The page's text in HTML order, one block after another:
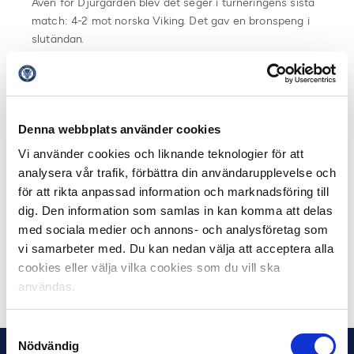
Denna webbplats använder cookies
Vi använder cookies och liknande teknologier för att
analysera vår trafik, förbättra din användarupplevelse och
för att rikta anpassad information och marknadsföring till
dig. Den information som samlas in kan komma att delas
med sociala medier och annons- och analysföretag som
vi samarbeter med. Du kan nedan välja att acceptera alla
cookies eller välja vilka cookies som du vill ska
användas.
Samtyckesval
Nödvändig
match: 4-2 mot norska Viking. Det gav en bronspeng i
slutändan.
IFK Göteborg var det tredje svenska laget som var med
i turneringen. Blåvitt slutade sexa.
Slutspel:
Söndag 10 november:
Plats 7-8: FC Midtjylland – Åsane 0-1
Plats 5-6: IFK Göteborg – Vålerenga IF 8-9 straffar (2-2
Plats 3-4: Viking FK – Djurgårdens IF 2-4